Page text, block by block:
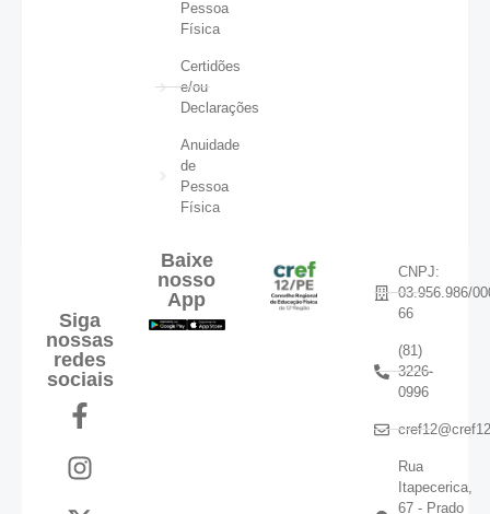
Pessoa
Física
Certidões
e/ou
Declarações
Anuidade
de
Pessoa
Física
Siga
nossas
redes
sociais
Baixe
nosso
App
CNPJ:
03.956.986/
66
(81)
3226-
0996
Rua
Itapecerica,
67 - Prado